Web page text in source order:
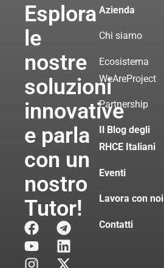
Esplora
le
nostre
soluzioni
innovative
e parla
con un
nostro
Tutor!
Azienda
Chi siamo
Ecosistema
WeAreProject
Partnership
Il Blog degli
RHCE Italiani
Eventi
Lavora con noi
Contatti